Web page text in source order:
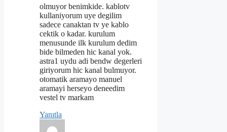
olmuyor benimkide. kablotv
kullaniyorum uye degilim
sadece canaktan tv ye kablo
cektik o kadar. kurulum
menusunde ilk kurulum dedim
bide bilmeden hic kanal yok.
astra1 uydu adi bendw degerleri
giriyorum hic kanal bulmuyor.
otomatik aramayo manuel
aramayi herseyo deneedim
vestel tv markam
Yanıtla